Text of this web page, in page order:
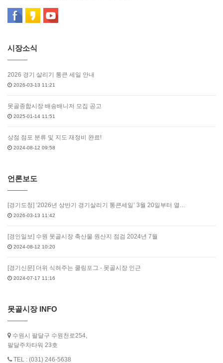
시장소식
2026 경기 살리기 통큰 세일 안내
2026-03-13 11:21
못골종합시장 배송배니저 모집 공고
2025-01-14 11:51
상점 점포 분류 및 지도 재정비 완료!
2024-08-12 09:58
언론보도
[경기도청] ‘2026년 상반기 경기살리기 통큰세일’ 3월 20일부터 열…
2026-03-13 11:42
[경인일보] 수원 못골시장 축산물 원산지 점검 2024년 7월
2024-08-12 10:20
[경기신문] 더위 식혀주는 쿨링포그 - 못골시장 인근
2024-07-17 11:16
못골시장 INFO
수원시 팔달구 수원천로254,
팔달주차타워 23호
TEL : (031) 246-5638